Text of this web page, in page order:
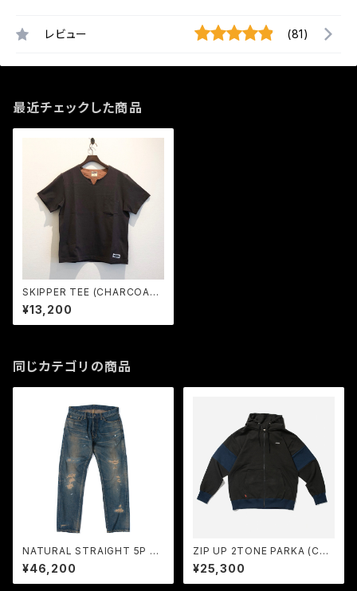
レビュー (81)
最近チェックした商品
SKIPPER TEE (CHARCOAL)
/ LOST CONTROL
¥13,200
同じカテゴリの商品
NATURAL STRAIGHT 5P D
P -DESTROY- / LOST CON
TROL
¥46,200
ZIP UP 2TONE PARKA (CHA
RCOAL BLACK) / LOST CO
NTROL
¥25,300